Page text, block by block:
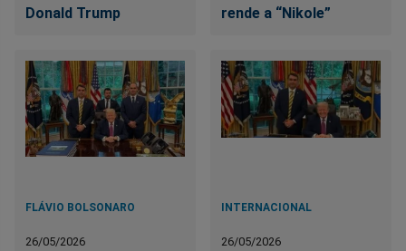
Donald Trump
rende a “Nikole”
FLÁVIO BOLSONARO
26/05/2026
INTERNACIONAL
26/05/2026